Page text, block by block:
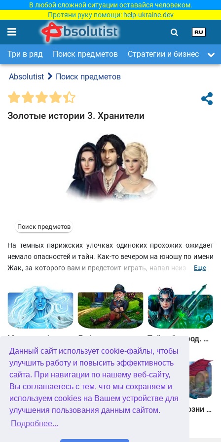
Данный сайт использует cookie-файлы, чтобы
улучшить работу и повысить эффективность
сайта. При навигации по нашему веб-сайту,
Вы соглашаетесь с тем, что мы сохраняем и
используем cookies на Вашем устройстве для
улучшения пользования данным сайтом.
Подробнее...
В любой сложной ситуации оставайся человеком.
Протяни руку помощи: help-ukraine.dev
Три в ряд Поиск предметов Стратегии и бизнес
Absolutist Поиск предметов
Золотые истории 3. Хранители
Поиск предметов
На темных парижских улочках одиноких прохожих ожидает
немало опасностей и тайн. Как-то вечером на юношу по имени
Жак, за которого вам и предстоит играть, напал неизвестный
не удалось - в себя вы пришли уже сидя в таверне. Голова
раскалывается, а на плече выжжено клеймо в виде креста.
Зачастую в Париже подобные истории заканчивались для
несчастных в придорожной канаве. Тогда что от вас нужно
было нападавшему? Идя последам та инственного
незнакомца, Жак отправиться в опасное путешествие по
Европе, попадет в бандитскую пересстрелку, встретит
прекрасную аристократку и узнает главную тайну ордена
тамплиеров. находите королевские лилии в сценах на поиск
предметов, решайте различные головоломки и получайте
многочисленные трофеи.
Скачать бесплатно
Золотые истории 3. Хранители. Коллекционноое издание
Еще
Тайный город. Подводное королевство. Коллекционное издание
Небесные земли. Пробуждение гигантов. Коллекционное издание Загадки Нью-Йорка. Пробуждение. Коллекционное издание Химеры. Козни зла. Коллекционное издание